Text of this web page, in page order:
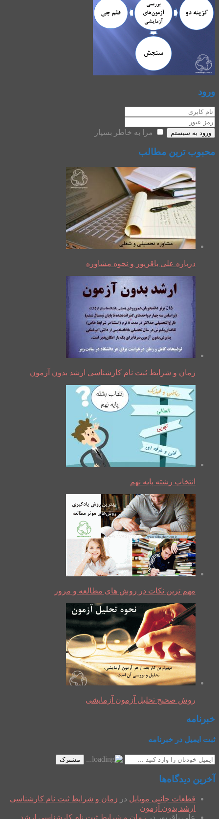
ورود
ورود به سیستم مرا به خاطر بسپار
محبوب ترین مطالب
درباره علی باقرپور و نحوه مشاوره
زمان و شرایط ثبت نام کارشناسی ارشد بدون آزمون
انتخاب رشته پایه نهم
مهم ترین نکات در روش های مطالعه و مرور
روش صحیح تحلیل آزمون آزمایشی
خبرنامه
ثبت ایمیل در خبرنامه
مشترک
آخرین دیدگاه‌ها
قطعات جانبی موبایل در زمان و شرایط ثبت نام کارشناسی
ارشد بدون آزمون
علی باقرپور در زمان و شرایط ثبت نام کارشناسی ارشد